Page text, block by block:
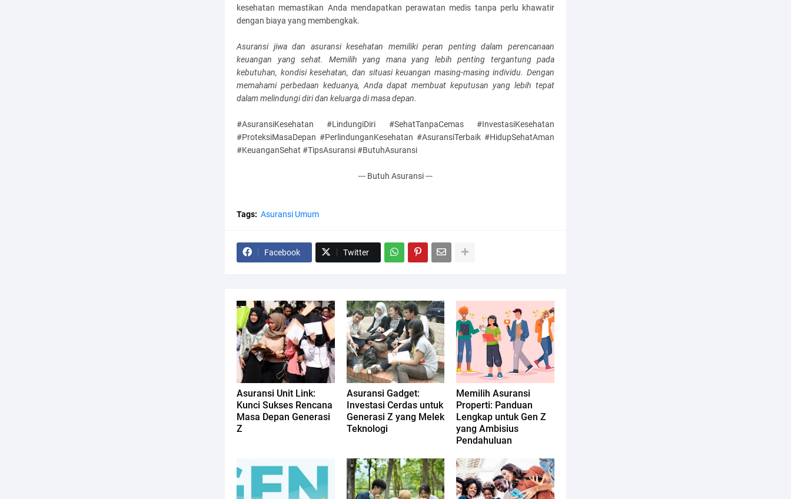
kesehatan memastikan Anda mendapatkan perawatan medis tanpa perlu khawatir
dengan biaya yang membengkak.
Asuransi jiwa dan asuransi kesehatan memiliki peran penting dalam perencanaan
keuangan yang sehat. Memilih yang mana yang lebih penting tergantung pada
kebutuhan, kondisi kesehatan, dan situasi keuangan masing-masing individu. Dengan
memahami perbedaan keduanya, Anda dapat membuat keputusan yang lebih tepat
dalam melindungi diri dan keluarga di masa depan.
#AsuransiKesehatan #LindungiDiri #SehatTanpaCemas #InvestasiKesehatan
#ProteksiMasaDepan #PerlindunganKesehatan #AsuransiTerbaik #HidupSehatAman
#KeuanganSehat #TipsAsuransi #ButuhAsuransi
--- Butuh Asuransi ---
Tags: Asuransi Umum
Facebook Twitter
Asuransi Unit Link:
Kunci Sukses Rencana
Masa Depan Generasi
Z
Asuransi Gadget:
Investasi Cerdas untuk
Generasi Z yang Melek
Teknologi
Memilih Asuransi
Properti: Panduan
Lengkap untuk Gen Z
yang Ambisius
Pendahuluan